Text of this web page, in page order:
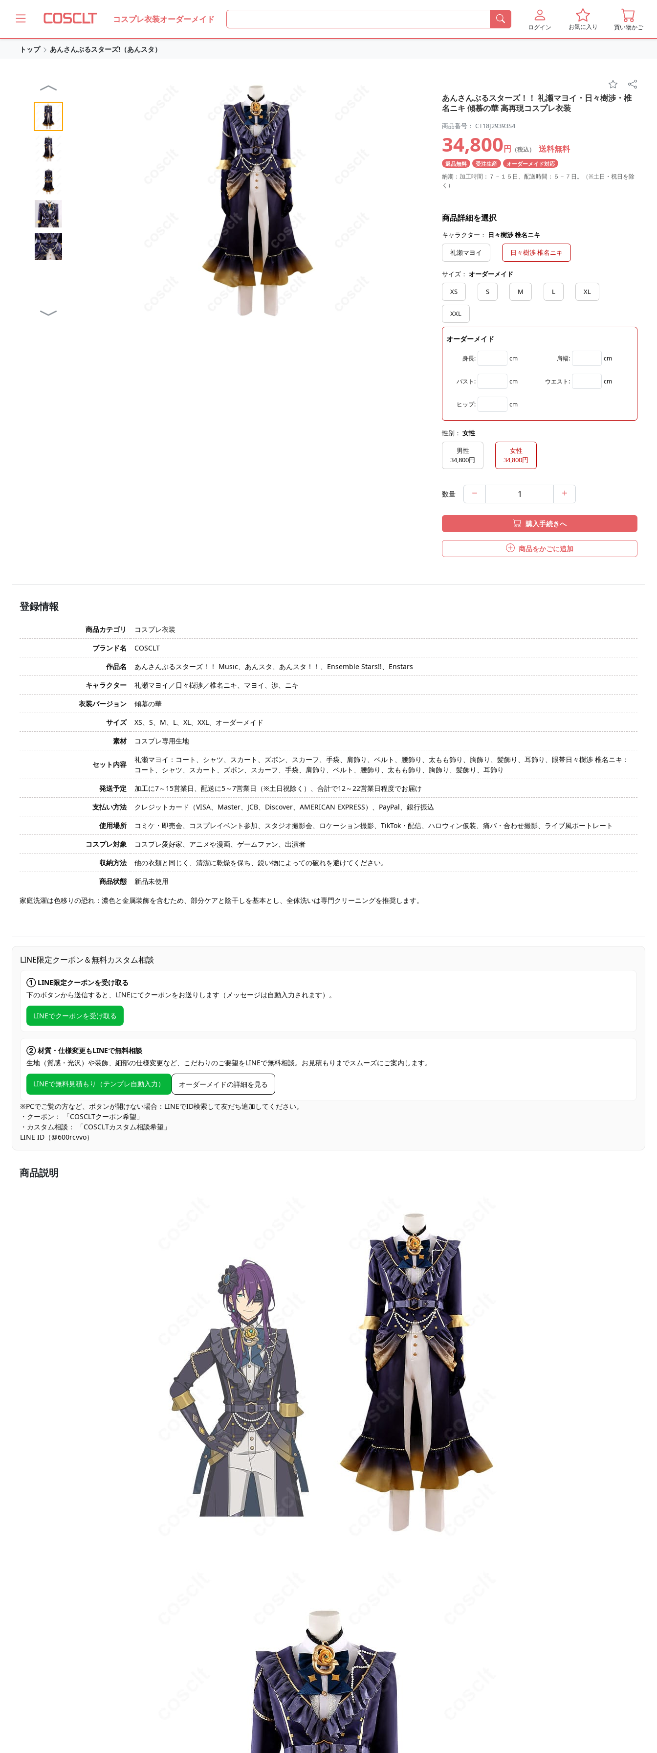
コスプレ衣装オーダーメイド
ログイン お気に入り 買い物かご
トップ あんさんぶるスターズ!（あんスタ）
あんさんぶるスターズ！！ 礼瀬マヨイ・日々樹渉・椎
名ニキ 傾慕の華 高再現コスプレ衣装
商品番号： CT18J29393S4
34,800円 （税込） 送料無料
返品無料 受注生産 オーダーメイド対応
納期：加工時間：７－１５日、配送時間：５－７日。（※土日・祝日を除
く）
商品詳細を選択
キャラクター： 日々樹渉 椎名ニキ
礼瀬マヨイ
日々樹渉 椎名ニキ
サイズ： オーダーメイド
XS
S M L XL
XXL
オーダーメイド
身長: cm 肩幅: cm
バスト: cm ウエスト: cm
ヒップ: cm
性别： 女性
男性
34,800円
女性
34,800円
数量
購入手続きへ
商品をかごに追加
登録情報
商品カテゴリ
コスプレ衣装
ブランド名
COSCLT
作品名
あんさんぶるスターズ！！ Music、あんスタ、あんスタ！！、Ensemble Stars!!、Enstars
キャラクター
礼瀬マヨイ／日々樹渉／椎名ニキ、マヨイ、渉、ニキ
衣装バージョン
傾慕の華
サイズ
XS、S、M、L、XL、XXL、オーダーメイド
素材
コスプレ専用生地
セット内容
礼瀬マヨイ：コート、シャツ、スカート、ズボン、スカーフ、手袋、肩飾り、ベルト、腰飾り、太もも飾り、胸飾り、髪飾り、耳飾り、眼帯日々樹渉 椎名ニキ：
コート、シャツ、スカート、ズボン、スカーフ、手袋、肩飾り、ベルト、腰飾り、太もも飾り、胸飾り、髪飾り、耳飾り
発送予定
加工に7～15営業日、配送に5～7営業日（※土日祝除く）、合計で12～22営業日程度でお届け
支払い方法
クレジットカード（VISA、Master、JCB、Discover、AMERICAN EXPRESS）、PayPal、銀行振込
使用場所
コミケ・即売会、コスプレイベント参加、スタジオ撮影会、ロケーション撮影、TikTok・配信、ハロウィン仮装、痛バ・合わせ撮影、ライブ風ポートレート
コスプレ対象
コスプレ愛好家、アニメや漫画、ゲームファン、出演者
収納方法
他の衣類と同じく、清潔に乾燥を保ち、鋭い物によっての破れを避けてください。
商品状態
新品未使用
家庭洗濯は色移りの恐れ：濃色と金属装飾を含むため、部分ケアと陰干しを基本とし、全体洗いは専門クリーニングを推奨します。
LINE限定クーポン＆無料カスタム相談
① LINE限定クーポンを受け取る
下のボタンから送信すると、LINEにてクーポンをお送りします（メッセージは自動入力されます）。
LINEでクーポンを受け取る
② 材質・仕様変更もLINEで無料相談
生地（質感・光沢）や装飾、細部の仕様変更など、こだわりのご要望をLINEで無料相談。お見積もりまでスムーズにご案内します。
LINEで無料見積もり（テンプレ自動入力） オーダーメイドの詳細を見る
※PCでご覧の方など、ボタンが開けない場合：LINEでID検索して友だち追加してください。
・クーポン： 「COSCLTクーポン希望」
・カスタム相談： 「COSCLTカスタム相談希望」
LINE ID（@600rcvvo）
商品説明